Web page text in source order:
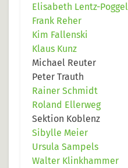
Elisabeth Lentz-Poggel
Frank Reher
Kim Fallenski
Klaus Kunz
Michael Reuter
Peter Trauth
Rainer Schmidt
Roland Ellerweg
Sektion Koblenz
Sibylle Meier
Ursula Sampels
Walter Klinkhammer